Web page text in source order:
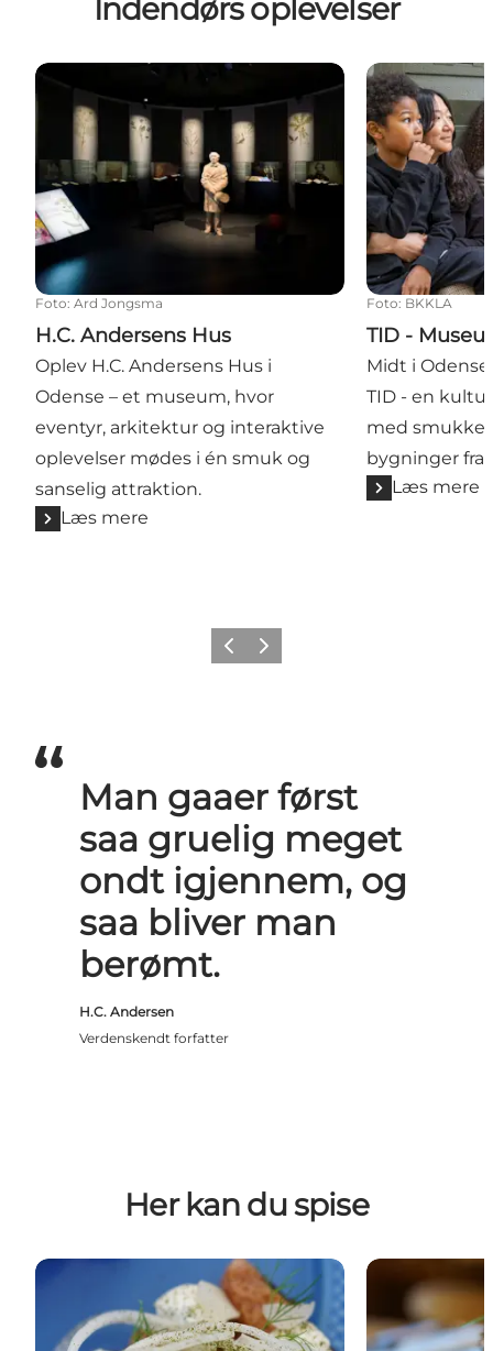
Indendørs oplevelser
H.C. Andersens Hus
Foto: Ard Jongsma
H.C. Andersens Hus
Oplev H.C. Andersens Hus i
Odense – et museum, hvor
eventyr, arkitektur og interaktive
oplevelser mødes i én smuk og
sanselig attraktion.
Læs mere
TID -
Foto: BKKLA
TID -
Midt i
TID - en
med smukke
bygninger fra
Læs mere
ForrigeNæste
Man gaaer først
saa gruelig meget
ondt igjennem, og
saa bliver man
berømt.
H.C. Andersen
Verdenskendt forfatter
Her kan du spise
Det klassiske danske køkken Smørrebrød